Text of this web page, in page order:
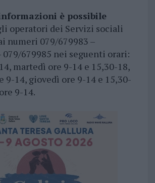
è possibile
operatori dei Servizi sociali
numeri 079/679983 –
079/679985 nei seguenti orari:
martedì ore 9-14 e 15,30-18,
9-14, giovedì ore 9-14 e 15,30-
9-14.